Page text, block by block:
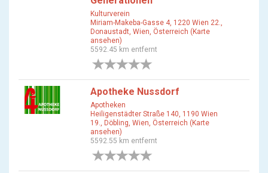
Kulturverein
Miriam-Makeba-Gasse 4, 1220 Wien 22.,
Donaustadt, Wien, Österreich (Karte
ansehen)
5592.45 km entfernt
Apotheke Nussdorf
Apotheken
Heiligenstädter Straße 140, 1190 Wien
19., Döbling, Wien, Österreich (Karte
ansehen)
5592.55 km entfernt